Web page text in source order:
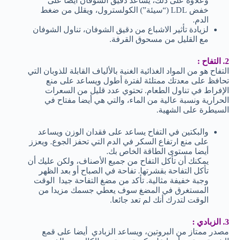
خفض LDL (“سيئة”) الكولسترول، ويقلل من ضغط
الدم.
لزيادة تأثير الاشباع من دقيق الشوفان، تناول الشوفان
مع القليل من مسحوق القرفة.
2. التفاح :
التفاح هو من المواد الغذائية الغنية بالألياف القابلة للذوبان التي
تحافظ على معدتك ممتلئة لفترة أطول ويساعد على منع
الإفراط في تناول الطعام. تحتوي عدد قليل من السعرات
الحرارية ونسبة عالية من الماء، والتي هي أيضا مفتاح في
السيطرة على الشهية.
والبكتين في التفاح يساعد على فقدان الوزن ويساعد
على منع ارتفاع السكر في الدم التي تحفز الجوع. ويعزز
أيضا مستوى الطاقة الخاص بك.
يمكنك أن تأكل التفاح من جميع الأصناف، ولكن عليك أن
تأكل التفاحة بقشرتها. تفاحة في الصباح أو بعد الظهر
وجبة خفيفة مثالية. تأكد من مضغ التفاحة جيدا الوقت
المستغرق في المضغ سوف يعطي جسمك مزيدا من
الوقت لتدرك أنك لم تعد جائعا.
3. الزبادي :
مصدر ممتاز من البروتين، ويساعد الزبادي أيضا على قمع